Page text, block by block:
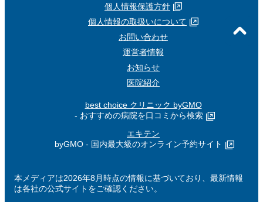
個人情報保護方針
個人情報の取扱いについて
お問い合わせ
運営者情報
お知らせ
医院紹介
best choice クリニック byGMO
- おすすめの病院を口コミから検索
エキテン
byGMO - 国内最大級のオンライン予約サイト
本メディアは2026年8月時点の情報に基づいており、最新情報
は各社の公式サイトをご確認ください。